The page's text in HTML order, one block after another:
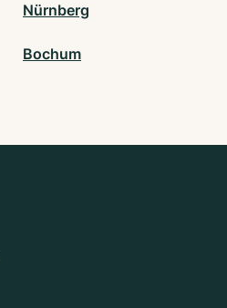
Nürnberg
Bochum